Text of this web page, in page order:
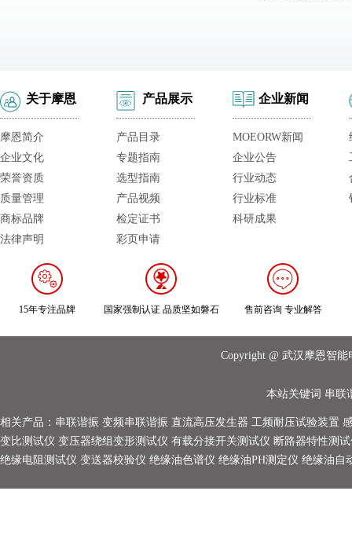
关于摩恩
摩恩简介
企业文化
荣誉资质
质量管理
商标品牌
法律声明
产品展示
产品目录
专题指南
选型指南
产品视频
检定证书
彩页申请
企业新闻
MOEORW新闻
企业公告
行业动态
行业标准
科研成果
15年专注品牌 国家强制认证 品质坚如磐石 售前咨询 专业解答
Copyright @ 武汉摩恩智
本站关键词 串联
相关产品： 串联谐振 变频串联谐振 直流高压发生器 工频耐压试验装置
变比测试仪 变压器绕组变形测试仪 有载分接开关测试仪 断路器特性测
绝缘电阻测试仪 变送器校验仪 绝缘油色谱仪 绝缘油PH测定仪 绝缘油自